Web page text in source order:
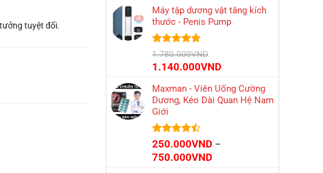
từ
300.000VND
Máy tập dương vật tăng kích
thước - Penis Pump
Được xếp
hạng4.79
5 sao
1.780.000VND
Giá
là:
1.780.000VND.
1.140.000VNDGiá
tại
là:
Maxman - Viên Uống Cường
Dương, Kéo Dài Quan Hệ Nam
Giới
Được xếp
hạng4.44
5 sao
250.000VND –
750.000VNDKhoảng
tuyệt đối.